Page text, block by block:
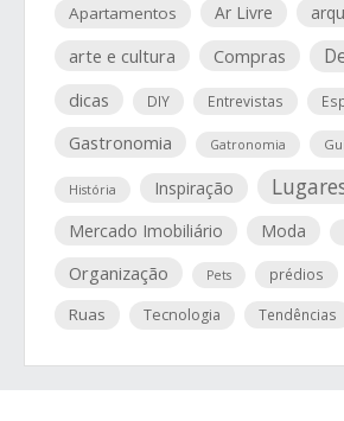
Apartamentos Ar Livre
arte e cultura Compras
dicas DIY Entrevistas
Gastronomia Gatronomia
História Inspiração
Mercado Imobiliário Moda
Organização Pets prédios
Ruas Tecnologia Tendências